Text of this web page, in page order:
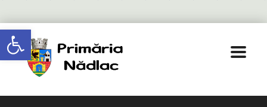
Deschide bara de unelte